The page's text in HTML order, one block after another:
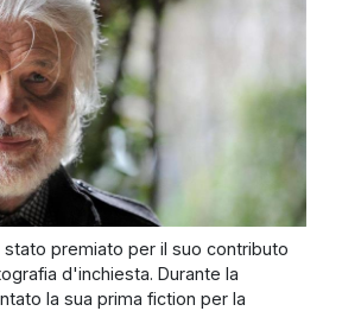
premiato per il suo contributo
d'inchiesta. Durante la
la sua prima fiction per la